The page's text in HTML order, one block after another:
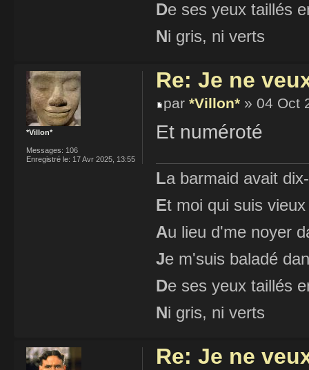
De ses yeux taillés
Ni gris, ni verts
Re: Je ne
par *Villon* » 04 Oct
Et numéroté
La barmaid avait
Et moi qui suis
Au lieu d'me noyer
Je m'suis baladé
De ses yeux taillés
Ni gris, ni verts
*Villon*
Messages: 106
Enregistré le: 17 Avr 2025, 13:55
Re: Je ne